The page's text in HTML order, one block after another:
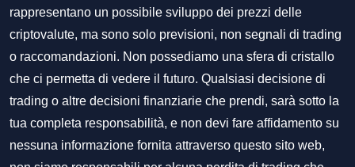
rappresentano un possibile sviluppo dei prezzi delle
criptovalute, ma sono solo previsioni, non segnali di trading
o raccomandazioni. Non possediamo una sfera di cristallo
che ci permetta di vedere il futuro. Qualsiasi decisione di
trading o altre decisioni finanziarie che prendi, sarà sotto la
tua completa responsabilità, e non devi fare affidamento su
nessuna informazione fornita attraverso questo sito web,